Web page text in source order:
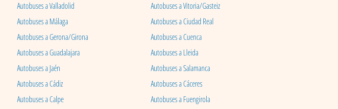
Autobuses a Valladolid
Autobuses a Vitoria/Gasteiz
Autobuses a Málaga
Autobuses a Ciudad Real
Autobuses a Gerona/Girona
Autobuses a Cuenca
Autobuses a Guadalajara
Autobuses a Lleida
Autobuses a Jaén
Autobuses a Salamanca
Autobuses a Cádiz
Autobuses a Cáceres
Autobuses a Calpe
Autobuses a Fuengirola